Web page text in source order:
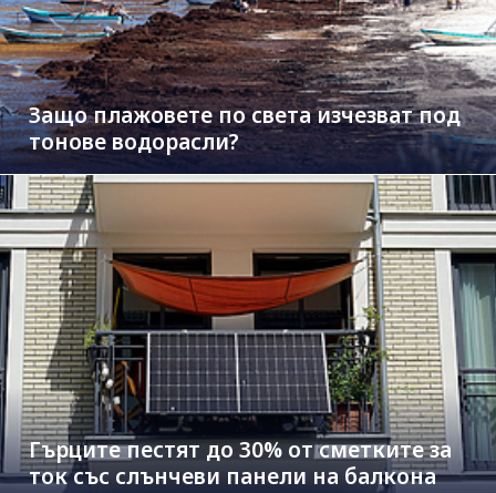
Защо плажовете по света изчезват под
тонове водорасли?
Гърците пестят до 30% от сметките за
ток със слънчеви панели на балкона